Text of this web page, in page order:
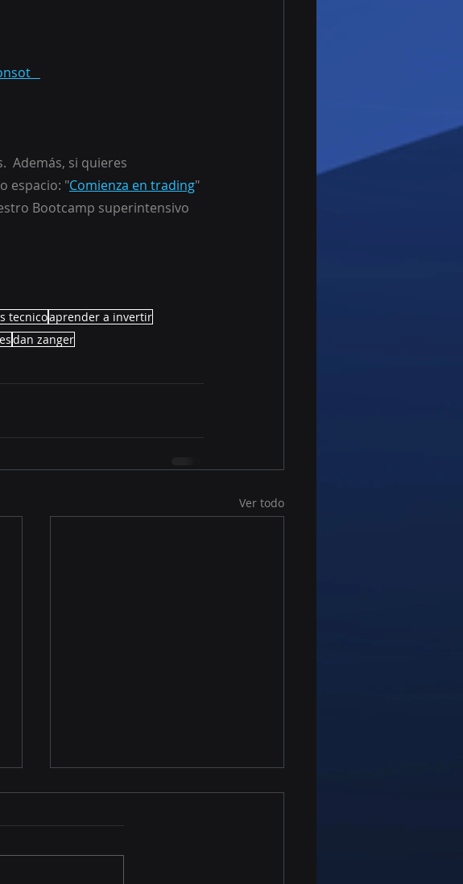
Además, si quieres
espacio: "Comienza en trading"
Bootcamp superintensivo
tecnicoaprender a invertir
dan zanger
Ver todo